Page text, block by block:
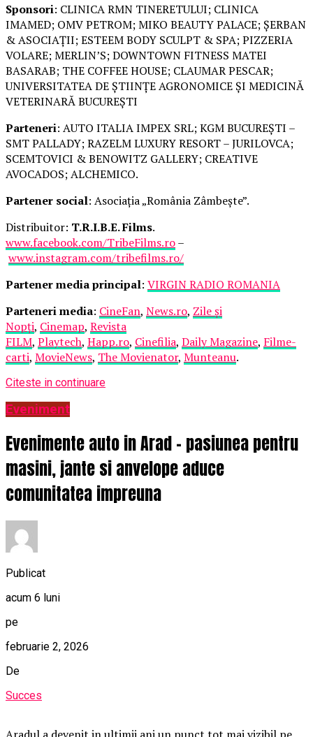
Sponsori: CLINICA RMN TINERETULUI; CLINICA
IMAMED; OMV PETROM; MIKO BEAUTY PALACE; ȘERBAN
& ASOCIAȚII; ESTEEM BODY SCULPT & SPA; PIZZERIA
VOLARE; MERLIN’S; DOWNTOWN FITNESS MATEI
BASARAB; THE COFFEE HOUSE; CLAUMAR PESCAR;
UNIVERSITATEA DE ȘTIINȚE AGRONOMICE ȘI MEDICINĂ
VETERINARĂ BUCUREȘTI
Parteneri: AUTO ITALIA IMPEX SRL; KGM BUCUREȘTI –
SMT PALLADY; RAZELM LUXURY RESORT – JURILOVCA;
SCEMTOVICI & BENOWITZ GALLERY; CREATIVE
AVOCADOS; ALCHEMICO.
Partener social: Asociația „România Zâmbește”.
Distribuitor: T.R.I.B.E. Films.
www.facebook.com/TribeFilms.ro–
www.instagram.com/tribefilms.ro/
Partener media principal: VIRGIN RADIO ROMANIA
Parteneri media: CineFan, News.ro, Zile și
Nopți, Cinemap, Revista
FILM, Playtech, Happ.ro, Cinefilia, Daily Magazine, Filme-
carti, MovieNews, The Movienator, Munteanu.
Citeste in continuare
Eveniment
Evenimente auto in Arad – pasiunea pentru
masini, jante si anvelope aduce
comunitatea impreuna
Publicat
acum 6 luni
pe
februarie 2, 2026
De
Succes